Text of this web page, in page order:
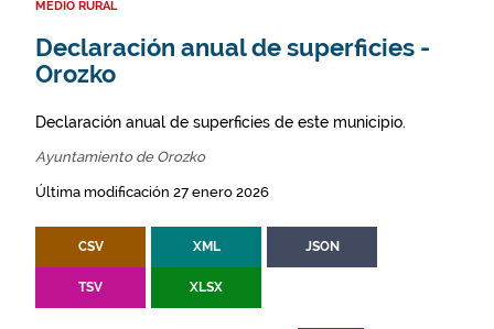
MEDIO RURAL
Declaración anual de superficies -
Orozko
Declaración anual de superficies de este municipio.
Ayuntamiento de Orozko
Última modificación 27 enero 2026
CSV XML JSON
TSV XLSX